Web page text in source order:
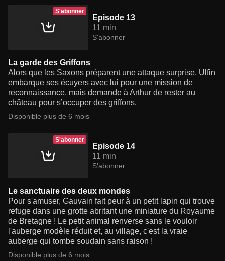
S'abonner
Episode 13
11 min
S'abonner
La garde des Griffons
Alors que les Saxons préparent une attaque surprise, Ulfin
embarque ses écuyers avec lui pour une mission de
reconnaissance, mais demande à Arthur de rester au
château pour s’occuper des griffons.
Disponible plus de 6 mois
S'abonner
Episode 14
11 min
S'abonner
Le sanctuaire des deux mondes
Pour s'amuser, Gauvain fait peur à un petit lapin qui trouve
refuge dans une grotte abritant une miniature du Royaume
de Bretagne ! Le petit animal renverse sans le vouloir
l'auberge modèle réduit et, au village, c'est la vraie
auberge qui tombe soudain sans raison !
Disponible plus de 6 mois